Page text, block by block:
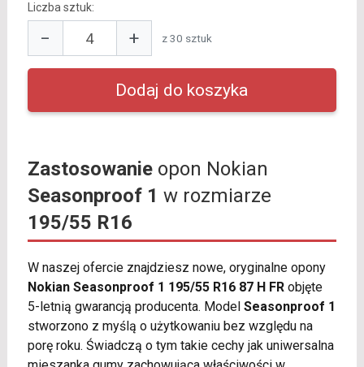
Liczba sztuk:
− + z 30 sztuk
Zastosowanieopon Nokian
Seasonproof 1 w rozmiarze
195/55 R16
W naszej ofercie znajdziesz nowe, oryginalne opony
Nokian Seasonproof 1 195/55 R16 87 H FRobjęte
5-letnią gwarancją producenta. Model Seasonproof 1
stworzono z myślą o użytkowaniu bez względu na
porę roku. Świadczą o tym takie cechy jak uniwersalna